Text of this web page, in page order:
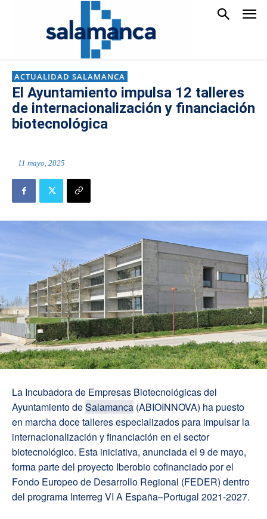
ACTUALIDAD SALAMANCA
El Ayuntamiento impulsa 12 talleres
de internacionalización y financiación
biotecnológica
11 mayo, 2025
La Incubadora de Empresas Biotecnológicas del
Ayuntamiento deSalamanca (ABIOINNOVA) ha puesto
en marcha doce talleres especializados para impulsar la
internacionalización y financiación en el sector
biotecnológico. Esta iniciativa, anunciada el 9 de mayo,
forma parte del proyecto Iberobio cofinanciado por el
Fondo Europeo de Desarrollo Regional (FEDER) dentro
del programa Interreg VI A España–Portugal 2021-2027.